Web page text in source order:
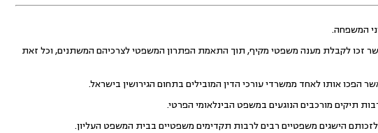
המשפחה.
אשר זכו לקבלת מענה משפטי מקיף, תוך התאמת הפתרון המשפטי לצרכיהם המשתנים, וכל זאת
הפכו אותו לאחד ממשרדי עורכי הדין המובילים בתחום הגירושין בישראל.
תיקים מורכבים הנוגעים במשפט הבינלאומי הפרטי.
לזכותם הישגים משפטיים רבים לרבות תקדימים משפטיים בבית המשפט העליון.